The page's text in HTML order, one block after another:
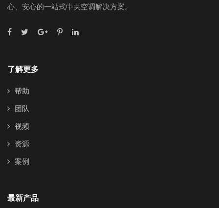
心、安心的一站式中央空调解决方案。
了解更多
帮助
团队
视频
资源
案例
最新产品